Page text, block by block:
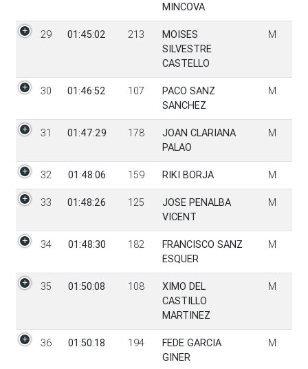
MINCOVA
29 01:45:02 213
MOISES
SILVESTRE
CASTELLO
M
30 01:46:52 107
PACO SANZ
SANCHEZ
M
31 01:47:29 178
JOAN CLARIANA
PALAO
M
32 01:48:06 159 RIKI BORJA M
33 01:48:26 125
JOSE PENALBA
VICENT
M
34 01:48:30 182
FRANCISCO SANZ
ESQUER
M
35 01:50:08 108
XIMO DEL
CASTILLO
MARTINEZ
M
36 01:50:18 194
FEDE GARCIA
GINER
M